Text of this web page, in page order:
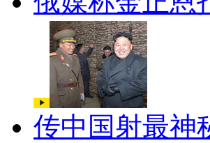
传中国射最神